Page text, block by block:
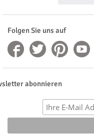
Folgen Sie uns auf
abonnieren